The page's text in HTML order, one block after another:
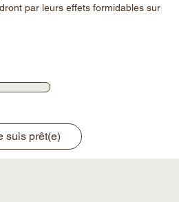
par leurs effets formidables sur
suis prêt(e)